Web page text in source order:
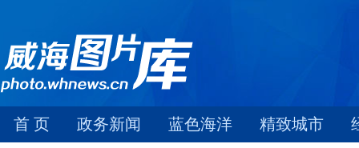
首 页 政务新闻 蓝色海洋 精致城市